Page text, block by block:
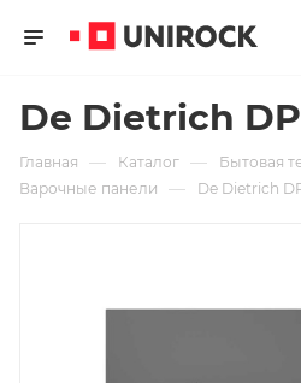
De Dietrich
Главная — Каталог — Бытовая
Варочные панели — De Dietrich